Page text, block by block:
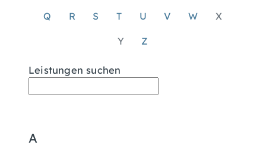
Q R S T U V W X
Y Z
Leistungen suchen
A